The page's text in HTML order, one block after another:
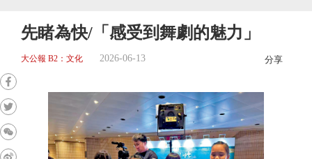
先睹為快/「感受到舞劇的魅力」
大公報 B2：文化 2026-06-13 分享